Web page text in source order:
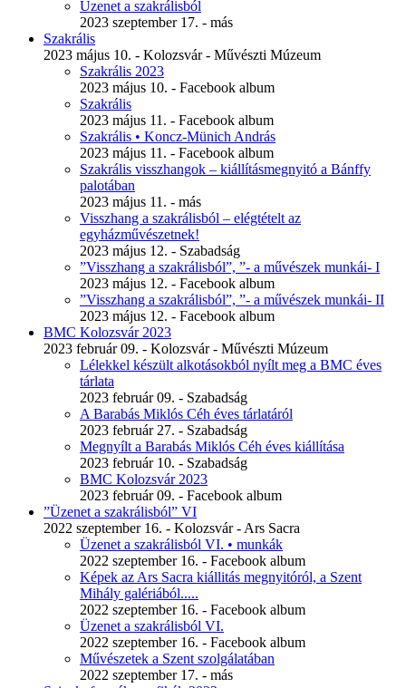
Üzenet a szakrálisból
2023 szeptember 17. - más
Szakrális
2023 május 10. - Kolozsvár - Művészti Múzeum
Szakrális 2023
2023 május 10. - Facebook album
Szakrális
2023 május 11. - Facebook album
Szakrális • Koncz-Münich András
2023 május 11. - Facebook album
Szakrális visszhangok – kiállításmegnyitó a Bánffy
palotában
2023 május 11. - más
Visszhang a szakrálisból – elégtételt az
egyházművészetnek!
2023 május 12. - Szabadság
”Visszhang a szakrálisból”, ”- a művészek munkái- I
2023 május 12. - Facebook album
”Visszhang a szakrálisból”, ”- a művészek munkái- II
2023 május 12. - Facebook album
BMC Kolozsvár 2023
2023 február 09. - Kolozsvár - Művészti Múzeum
Lélekkel készült alkotásokból nyílt meg a BMC éves
tárlata
2023 február 09. - Szabadság
A Barabás Miklós Céh éves tárlatáról
2023 február 27. - Szabadság
Megnyílt a Barabás Miklós Céh éves kiállítása
2023 február 10. - Szabadság
BMC Kolozsvár 2023
2023 február 09. - Facebook album
”Üzenet a szakrálisból” VI
2022 szeptember 16. - Kolozsvár - Ars Sacra
Üzenet a szakrálisból VI. • munkák
2022 szeptember 16. - Facebook album
Képek az Ars Sacra kiállitás megnyitóról, a Szent
Mihály galériából.....
2022 szeptember 16. - Facebook album
Üzenet a szakrálisból VI.
2022 szeptember 16. - Facebook album
Művészetek a Szent szolgálatában
2022 szeptember 17. - más